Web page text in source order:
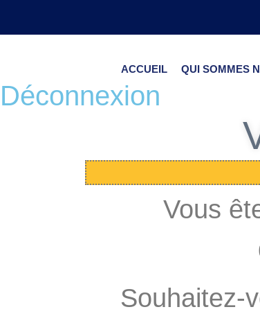
ACCUEIL QUI SOMMES
Déconnexion
Vous
Souhaitez-